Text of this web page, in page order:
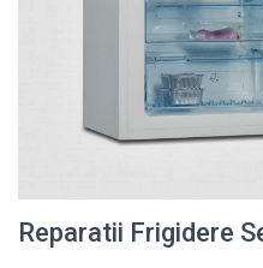
Reparatii Frigidere